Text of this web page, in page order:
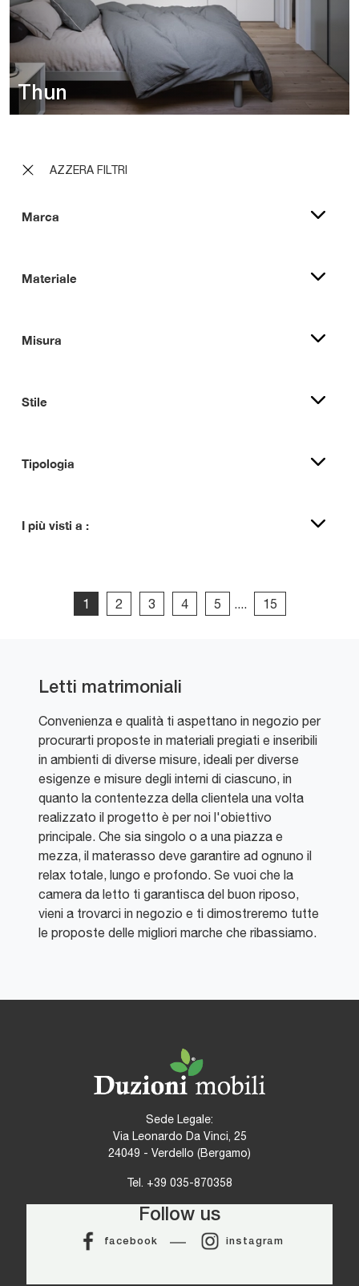
AZZERA FILTRI
Marca
Materiale
Misura
Stile
Tipologia
I più visti a :
Thun
1 2 3 4 5 .... 15
Letti matrimoniali
Convenienza e qualità ti aspettano in negozio per
procurarti proposte in materiali pregiati e inseribili
in ambienti di diverse misure, ideali per diverse
esigenze e misure degli interni di ciascuno, in
quanto la contentezza della clientela una volta
realizzato il progetto è per noi l'obiettivo
principale. Che sia singolo o a una piazza e
mezza, il materasso deve garantire ad ognuno il
relax totale, lungo e profondo. Se vuoi che la
camera da letto ti garantisca del buon riposo,
vieni a trovarci in negozio e ti dimostreremo tutte
le proposte delle migliori marche che ribassiamo.
Sede Legale:
Via Leonardo Da Vinci, 25
24049 - Verdello (Bergamo)
Tel. +39 035-870358
Follow us
facebook instagram